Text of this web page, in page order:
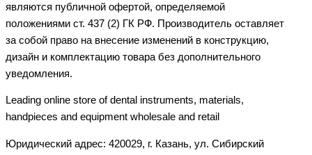
являются публичной офертой, определяемой
положениями ст. 437 (2) ГК РФ. Производитель оставляет
за собой право на внесение изменений в конструкцию,
дизайн и комплектацию товара без дополнительного
уведомления.
Leading online store of dental instruments, materials,
handpieces and equipment wholesale and retail
Юридический адрес: 420029, г. Казань, ул. Сибирский